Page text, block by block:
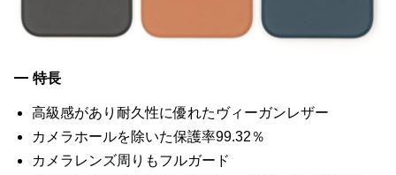
特長
高級感があり耐久性に優れたヴィーガンレザー
カメラホールを除いた保護率99.32％
カメラレンズ周りもフルガード